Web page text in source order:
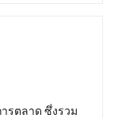
รตลาด ซึ่งรวม